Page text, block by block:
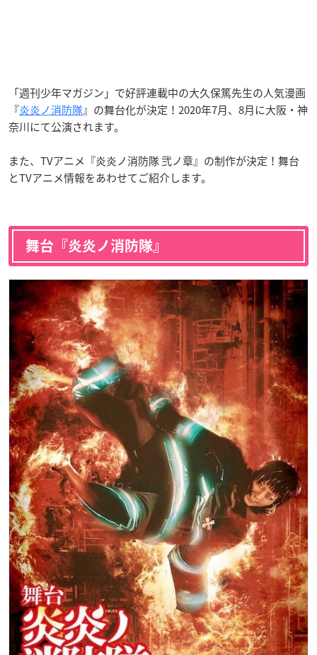
「週刊少年マガジン」で好評連載中の大久保篤先生の人気漫画
『炎炎ノ消防隊』の舞台化が決定！2020年7月、8月に大阪・神
奈川にて公演されます。
また、TVアニメ『炎炎ノ消防隊 弐ノ章』の制作が決定！舞台
とTVアニメ情報をあわせてご紹介します。
舞台『炎炎ノ消防隊』